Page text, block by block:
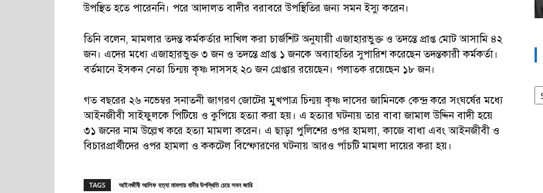
উপস্থিত হতে পারেননি। পরে আদালত বাদীর বরাবরে উপস্থিতির জন্য সমন ইস্যু করেন।
তিনি বলেন, মামলার তদন্ত কর্মকর্তার দাখিল করা চার্জশিট অনুযায়ী এজাহারভুক্ত ও তদন্তে প্রাপ্ত মোট আসামি ৪২
জন। এদের মধ্যে এজাহারভুক্ত ৩ জন ও তদন্তে প্রাপ্ত ১ জনকে অব্যাহতির সুপারিশ করেছেন তদন্তকারী কর্মকর্তা।
বর্তমানে ইসকন নেতা চিন্ময় কৃষ্ণ দাসসহ ২০ জন গ্রেপ্তার রয়েছেন। পলাতক রয়েছেন ১৮ জন।
গত বছরের ২৬ নভেম্বর সনাতনী জাগরণ জোটের মুখপাত্র চিন্ময় কৃষ্ণ দাসের জামিনকে কেন্দ্র করে সংঘর্ষের মধ্যে
আইনজীবী সাইফুলকে পিটিয়ে ও কুপিয়ে হত্যা করা হয়। এ হত্যার ঘটনায় তার বাবা জামাল উদ্দিন বাদী হয়ে
৩১ জনের নাম উল্লেখ করে হত্যা মামলা করেন। এ ছাড়া পুলিশের ওপর হামলা, কাজে বাধা এবং আইনজীবী ও
বিচারপ্রার্থীদের ওপর হামলা ও ককটেল বিস্ফোরণের ঘটনায় আরও পাঁচটি মামলা দায়ের করা হয়।
TAGS আইনজীবী আলিফ হত্যা মামলায় বাদীর উপস্থিতি চেয়ে সমন জারি